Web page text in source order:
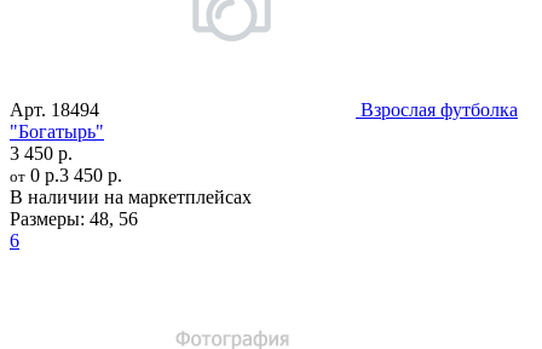
Арт. 18494
Взрослая футболка
"Богатырь"
3 450 р.
от 0 р.3 450 р.
В наличии на маркетплейсах
Размеры: 48, 56
6